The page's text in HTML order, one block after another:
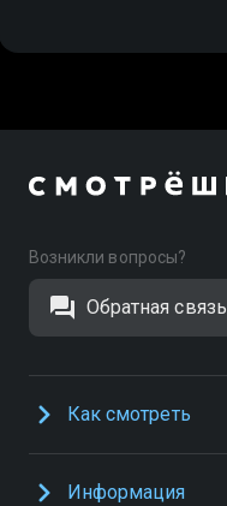
Возникли вопросы?
Обратная связь
Как смотреть
Информация